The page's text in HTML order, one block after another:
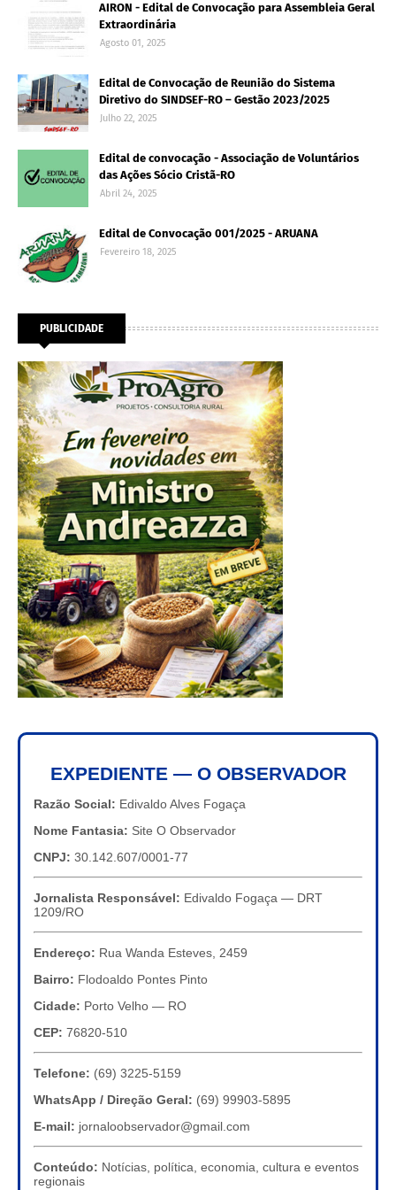
AIRON - Edital de Convocação para Assembleia Geral
Extraordinária
Agosto 01, 2025
Edital de Convocação de Reunião do Sistema
Diretivo do SINDSEF-RO – Gestão 2023/2025
Julho 22, 2025
Edital de convocação - Associação de Voluntários
das Ações Sócio Cristã-RO
Abril 24, 2025
Edital de Convocação 001/2025 - ARUANA
Fevereiro 18, 2025
PUBLICIDADE
EXPEDIENTE — O OBSERVADOR
Razão Social: Edivaldo Alves Fogaça
Nome Fantasia: Site O Observador
CNPJ: 30.142.607/0001-77
Jornalista Responsável: Edivaldo Fogaça — DRT
1209/RO
Endereço: Rua Wanda Esteves, 2459
Bairro: Flodoaldo Pontes Pinto
Cidade: Porto Velho — RO
CEP: 76820-510
Telefone: (69) 3225-5159
WhatsApp / Direção Geral: (69) 99903-5895
E-mail: jornaloobservador@gmail.com
Conteúdo: Notícias, política, economia, cultura e eventos
regionais